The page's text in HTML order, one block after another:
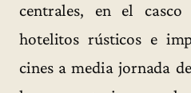
centrales, en el
hotelitos rústicos e
cines a media jornada